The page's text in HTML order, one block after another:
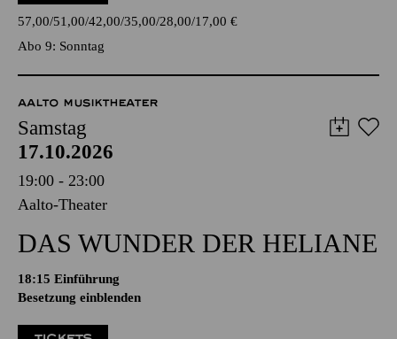
57,00 51,00 42,00 35,00 28,00 17,00 €
Abo 9: Sonntag
AALTO MUSIKTHEATER
Samstag
17.10.2026
19:00 - 23:00
Aalto-Theater
DAS WUNDER DER HELIANE
18:15 Einführung
Besetzung einblenden